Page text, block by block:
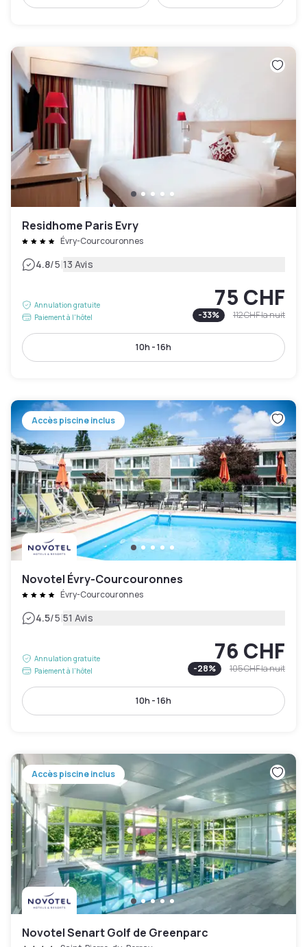
Residhome Paris Evry
Évry-Courcouronnes
4.8/5|13 Avis
Annulation gratuite
Paiement à l'hôtel
75 CHF
-33% 112 CHFla nuit
10h - 16h
Accès piscine inclus
Novotel Évry-Courcouronnes
Évry-Courcouronnes
4.5/5|51 Avis
Annulation gratuite
Paiement à l'hôtel
76 CHF
-28% 105 CHFla nuit
10h - 16h
Accès piscine inclus
Novotel Senart Golf de Greenparc